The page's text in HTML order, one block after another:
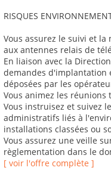
RISQUES
Vous assurez le suivi et
aux antennes relais de
En liaison avec la
demandes d'implantation
déposées par les
Vous animez les
Vous instruisez et suivez
administratifs liés à
installations classées ou
Vous assurez une veille
règlementation dans le
[ voir l'offre complète ]